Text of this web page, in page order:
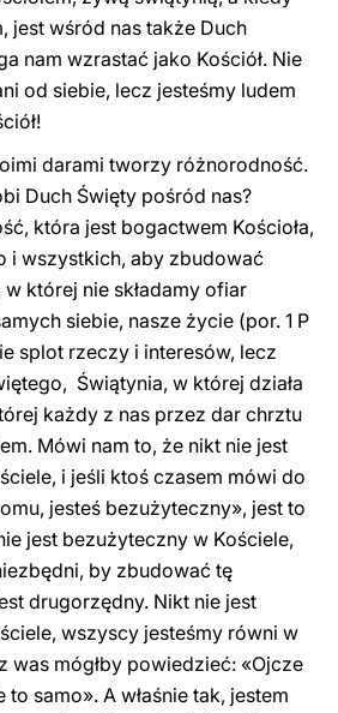
jest wśród nas także Duch
nam wzrastać jako Kościół. Nie
od siebie, lecz jesteśmy ludem
darami tworzy różnorodność.
Duch Święty pośród nas?
która jest bogactwem Kościoła,
i wszystkich, aby zbudować
której nie składamy ofiar
siebie, nasze życie (por. 1 P
splot rzeczy i interesów, lecz
Świątynia, w której działa
każdy z nas przez dar chrztu
Mówi nam to, że nikt nie jest
i jeśli ktoś czasem mówi do
jesteś bezużyteczny», jest to
jest bezużyteczny w Kościele,
by zbudować tę
drugorzędny. Nikt nie jest
wszyscy jesteśmy równi w
was mógłby powiedzieć: «Ojcze
to samo». A właśnie tak, jestem